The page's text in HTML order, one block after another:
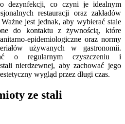
dezynfekcji, co czyni je idealnym
restauracji oraz zakładów
jest jednak, aby wybierać stale
do kontaktu z żywnością, które
epidemiologiczne oraz normy
używanych w gastronomii.
o regularnym czyszczeniu i
nierdzewnej, aby zachować jego
wygląd przez długi czas.
ze stali